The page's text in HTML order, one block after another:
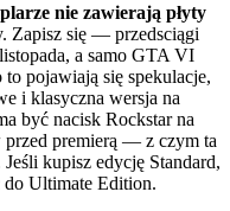
nie zawierają płyty
Zapisz się — przedsciągi
a samo GTA VI
pojawiają się spekulacje,
i klasyczna wersja na
być nacisk Rockstar na
premierą — z czym ta
kupisz edycję Standard,
do Ultimate Edition.